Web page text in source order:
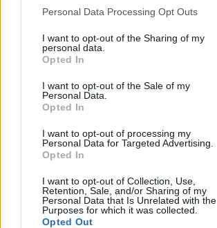
Personal Data Processing Opt Outs
I want to opt-out of the Sharing of my
personal data.
Opted In
I want to opt-out of the Sale of my
Personal Data.
Opted In
I want to opt-out of processing my
Personal Data for Targeted Advertising.
Opted In
I want to opt-out of Collection, Use,
Retention, Sale, and/or Sharing of my
Personal Data that Is Unrelated with the
Purposes for which it was collected.
Opted Out